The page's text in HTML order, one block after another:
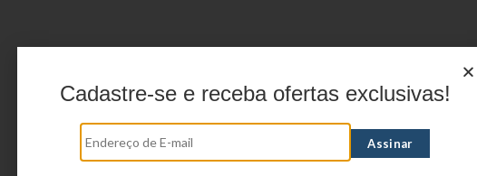
Cadastre-se e receba ofertas exclusivas!